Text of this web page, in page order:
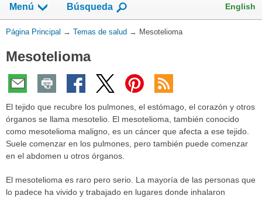
Menú
Mostrar
campo
de
Búsqueda English
Usted
aquí:
Página Principal → Temas de salud → Mesotelioma
Mesotelioma
El tejido que recubre los pulmones, el estómago, el corazón y otros
órganos se llama mesotelio. El mesotelioma, también conocido
como mesotelioma maligno, es un cáncer que afecta a ese tejido.
Suele comenzar en los pulmones, pero también puede comenzar
en el abdomen u otros órganos.
El mesotelioma es raro pero serio. La mayoría de las personas que
lo padece ha vivido y trabajado en lugares donde inhalaron